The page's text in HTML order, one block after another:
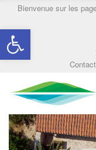
Ouvrir la barre d’outils
Bienvenue sur les